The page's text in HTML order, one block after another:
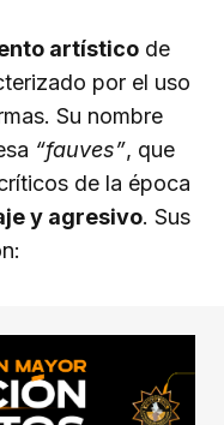
artístico de
por el uso
Su nombre
“fauves”, que
de la época
y agresivo. Sus